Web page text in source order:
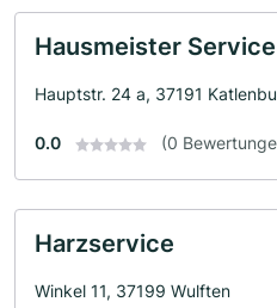
Hausmeister
Hauptstr. 24 a, 37191
0.0 (0
Harzservice
Winkel 11, 37199 Wulften